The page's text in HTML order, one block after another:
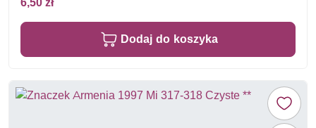
Dodaj do koszyka